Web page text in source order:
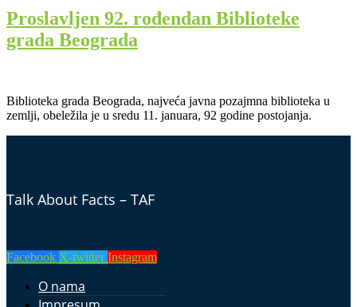
Proslavljen 92. rođendan Biblioteke
grada Beograda
Biblioteka grada Beograda, najveća javna pozajmna biblioteka u
zemlji, obeležila je u sredu 11. januara, 92 godine postojanja.
Talk About Facts – TAF
Facebook X-twitter Instagram
O nama